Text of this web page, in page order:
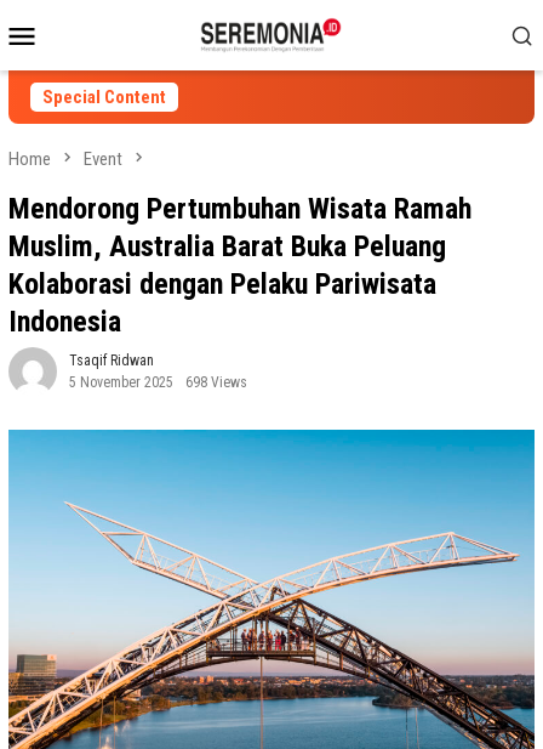
to
contentMenu
Special Content
Home Event
Mendorong Pertumbuhan Wisata Ramah
Muslim, Australia Barat Buka Peluang
Kolaborasi dengan Pelaku Pariwisata
Indonesia
Tsaqif Ridwan
5 November 2025
698 Views